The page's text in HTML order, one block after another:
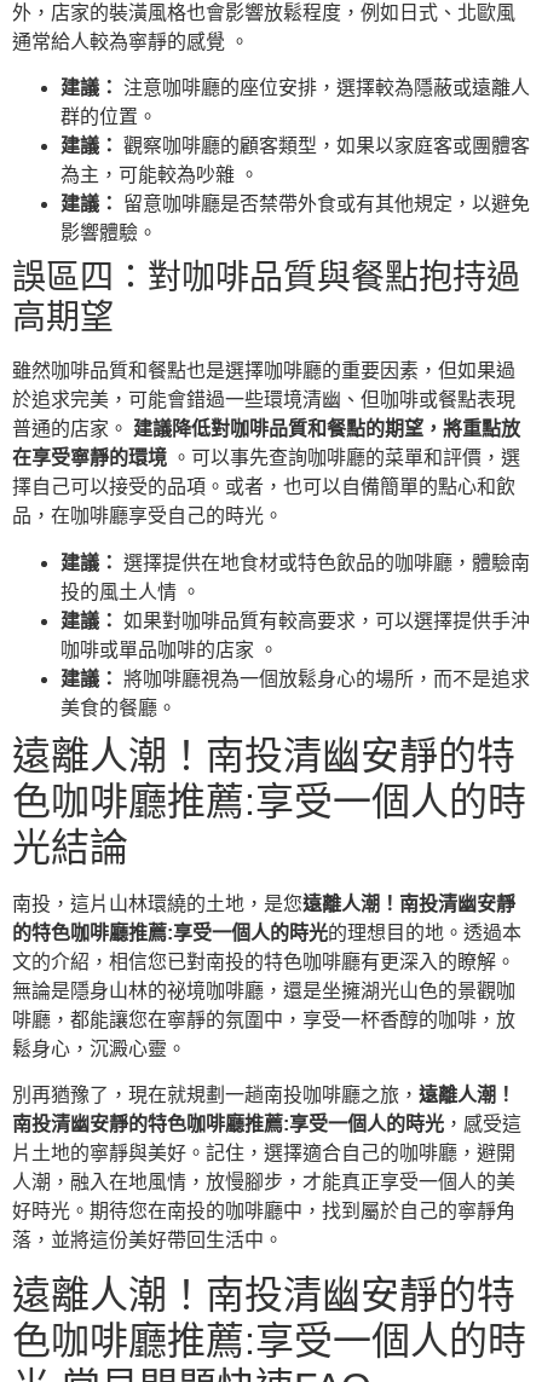
外，店家的裝潢風格也會影響放鬆程度，例如日式、北歐風
通常給人較為寧靜的感覺 。
建議：
注意咖啡廳的座位安排，選擇較為隱蔽或遠離人
群的位置。
建議： 觀察咖啡廳的顧客類型，如果以家庭客或團體客
為主，可能較為吵雜 。
建議：
留意咖啡廳是否禁帶外食或有其他規定，以避免
影響體驗。
誤區四：對咖啡品質與餐點抱持過
高期望
雖然咖啡品質和餐點也是選擇咖啡廳的重要因素，但如果過
於追求完美，可能會錯過一些環境清幽、但咖啡或餐點表現
普通的店家。 建議降低對咖啡品質和餐點的期望，將重點放
在享受寧靜的環境 。可以事先查詢咖啡廳的菜單和評價，選
擇自己可以接受的品項。或者，也可以自備簡單的點心和飲
品，在咖啡廳享受自己的時光。
建議： 選擇提供在地食材或特色飲品的咖啡廳，體驗南
投的風土人情 。
建議： 如果對咖啡品質有較高要求，可以選擇提供手沖
咖啡或單品咖啡的店家 。
建議： 將咖啡廳視為一個放鬆身心的場所，而不是追求
美食的餐廳。
遠離人潮！南投清幽安靜的特
色咖啡廳推薦:享受一個人的時
光結論
南投，這片山林環繞的土地，是您遠離人潮！南投清幽安靜
的特色咖啡廳推薦:享受一個人的時光的理想目的地。透過本
文的介紹，相信您已對南投的特色咖啡廳有更深入的瞭解。
無論是隱身山林的祕境咖啡廳，還是坐擁湖光山色的景觀咖
啡廳，都能讓您在寧靜的氛圍中，享受一杯香醇的咖啡，放
鬆身心，沉澱心靈。
別再猶豫了，現在就規劃一趟南投咖啡廳之旅， 遠離人潮！
南投清幽安靜的特色咖啡廳推薦:享受一個人的時光 ，感受這
片土地的寧靜與美好。記住，選擇適合自己的咖啡廳，避開
人潮，融入在地風情，放慢腳步，才能真正享受一個人的美
好時光。期待您在南投的咖啡廳中，找到屬於自己的寧靜角
落，並將這份美好帶回生活中。
遠離人潮！南投清幽安靜的特
色咖啡廳推薦:享受一個人的時